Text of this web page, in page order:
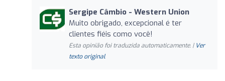
Sergipe Câmbio - Western Union
Muito obrigado, excepcional é ter
clientes fiéis como você!
Esta opinião foi traduzida automaticamente. | Ver
texto original